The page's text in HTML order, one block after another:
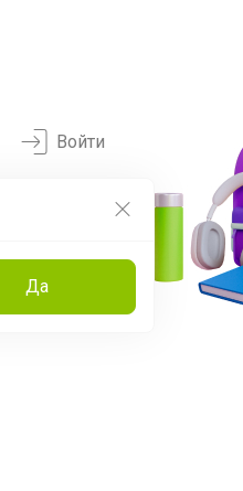
Да
Войти
Эксперты